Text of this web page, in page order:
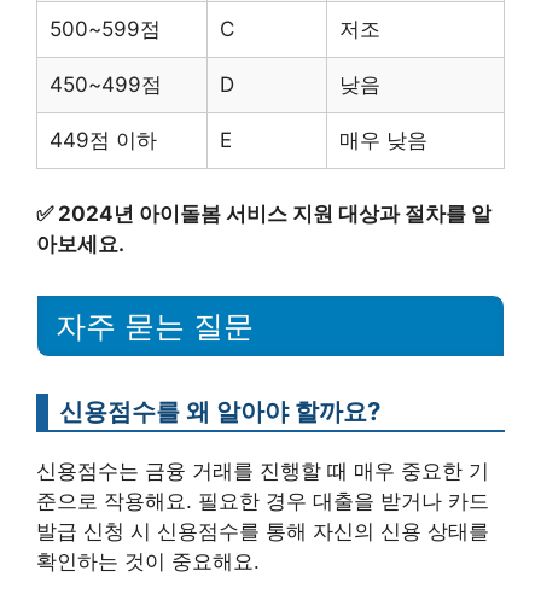
500~599점 C 저조
450~499점 D 낮음
449점 이하 E 매우 낮음
✅ 2024년 아이돌봄 서비스 지원 대상과 절차를 알
아보세요.
자주 묻는 질문
신용점수를 왜 알아야 할까요?
신용점수는 금융 거래를 진행할 때 매우 중요한 기
준으로 작용해요. 필요한 경우 대출을 받거나 카드
발급 신청 시 신용점수를 통해 자신의 신용 상태를
확인하는 것이 중요해요.